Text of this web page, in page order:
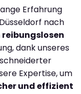
Erfahrung
nach
dank unseres
Expertise, um
und effizient